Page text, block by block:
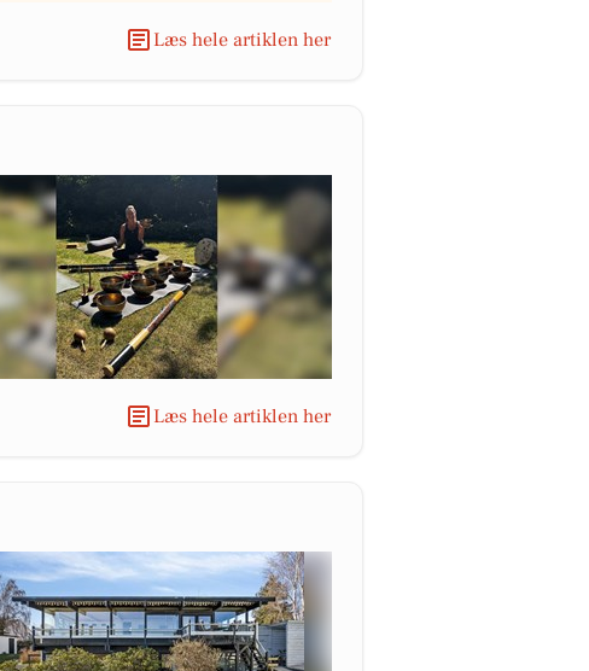
Læs hele artiklen her
Læs hele artiklen her